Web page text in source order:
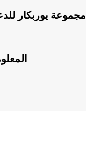
مجموعة يوربكار